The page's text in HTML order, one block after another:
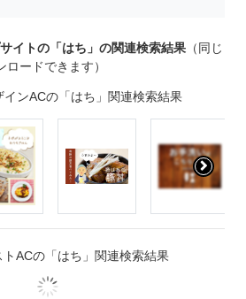
イトの「はち」の関連検索結果 （同じ
ードできます）
インACの「はち」関連検索結果
トACの「はち」関連検索結果